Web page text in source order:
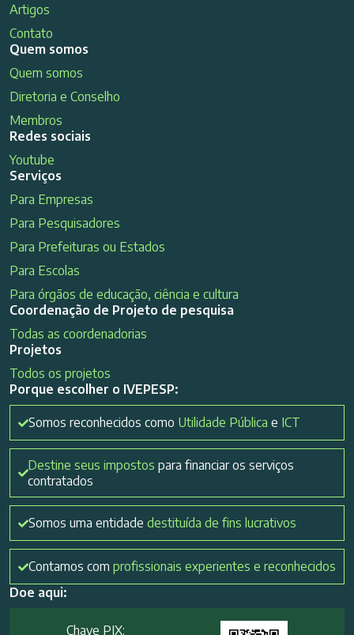
Artigos
Contato
Quem somos
Quem somos
Diretoria e Conselho
Membros
Redes sociais
Youtube
Serviços
Para Empresas
Para Pesquisadores
Para Prefeituras ou Estados
Para Escolas
Para órgãos de educação, ciência e cultura
Coordenação de Projeto de pesquisa
Todas as coordenadorias
Projetos
Todos os projetos
Porque escolher o IVEPESP:
Somos reconhecidos como Utilidade Pública e ICT
Destine seus impostos para financiar os serviços
contratados
Somos uma entidade destituída de fins lucrativos
Contamos com profissionais experientes e reconhecidos
Doe aqui:
Chave PIX: